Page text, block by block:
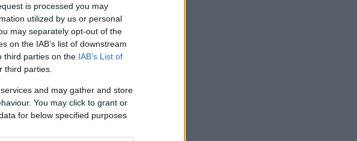
is processed you may
utilized by us or personal
may separately opt-out of the
on the IAB’s list of downstream
third parties on the IAB’s List of
third parties.
and may gather and store
You may click to grant or
for below specified purposes